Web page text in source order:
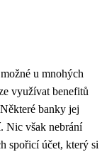
u mnohých
využívat benefitů
banky jej
Nic však nebrání
spořicí účet, který si